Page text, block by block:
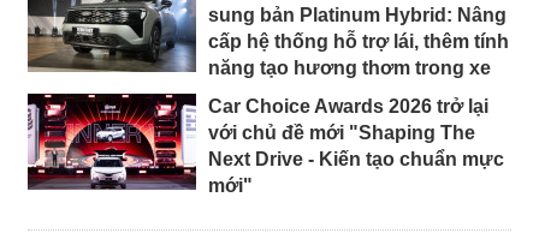
sung bản Platinum Hybrid: Nâng
cấp hệ thống hỗ trợ lái, thêm tính
năng tạo hương thơm trong xe
Car Choice Awards 2026 trở lại
với chủ đề mới "Shaping The
Next Drive - Kiến tạo chuẩn mực
mới"